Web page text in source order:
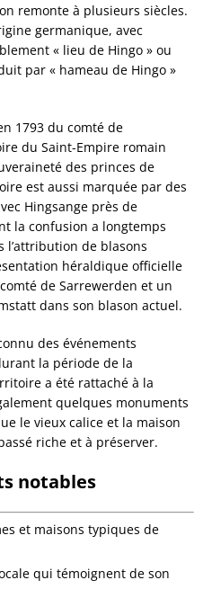
remonte à plusieurs siècles.
germanique, avec
« lieu de Hingo » ou
par « hameau de Hingo »
1793 du comté de
du Saint-Empire romain
des princes de
est aussi marquée par des
Hingsange près de
la confusion a longtemps
de blasons
héraldique officielle
de Sarrewerden et un
dans son blason actuel.
des événements
la période de la
a été rattaché à la
quelques monuments
le vieux calice et la maison
riche et à préserver.
notables
et maisons typiques de
qui témoignent de son